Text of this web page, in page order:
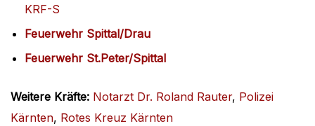
KRF-S
Feuerwehr Spittal/Drau
Feuerwehr St.Peter/Spittal
Weitere Kräfte: Notarzt Dr. Roland Rauter, Polizei
Kärnten, Rotes Kreuz Kärnten